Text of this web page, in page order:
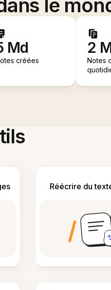
le
Md
créées
2
Notes
Réécrire du